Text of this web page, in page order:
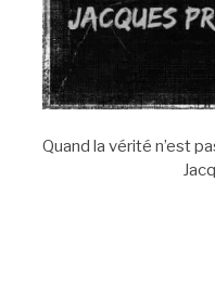
Quand la vérité n’est